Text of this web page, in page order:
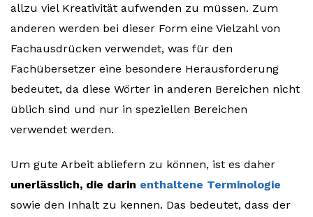
allzu viel Kreativität aufwenden zu müssen. Zum
anderen werden bei dieser Form eine Vielzahl von
Fachausdrücken verwendet, was für den
Fachübersetzer eine besondere Herausforderung
bedeutet, da diese Wörter in anderen Bereichen nicht
üblich sind und nur in speziellen Bereichen
verwendet werden.
Um gute Arbeit abliefern zu können, ist es daher
unerlässlich, die darin enthaltene Terminologie
sowie den Inhalt zu kennen. Das bedeutet, dass der